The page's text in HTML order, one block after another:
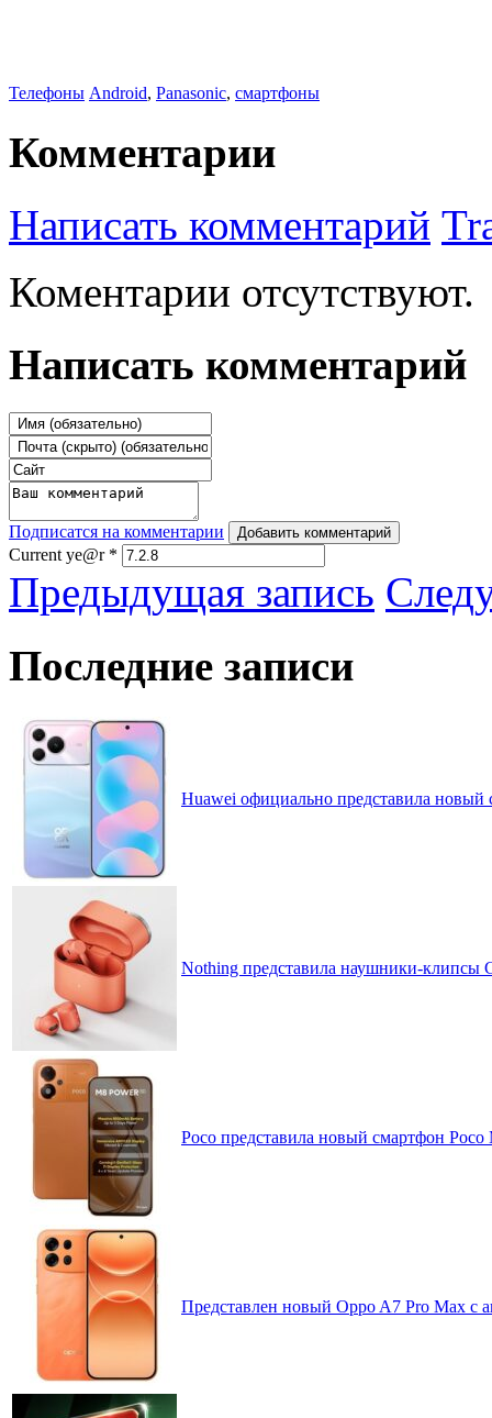
Телефоны Android, Panasonic, смартфоны
Комментарии
Написать комментарий
Коментарии отсутствуют.
Написать комментарий
Подписатся на комментарии Добавить комментарий
Current ye@r *
Предыдущая запись
Последние записи
Huawei официально представила
Nothing представила наушники-клипсы
Poco представила новый смартфон
Представлен новый Oppo A7 Pro Max с